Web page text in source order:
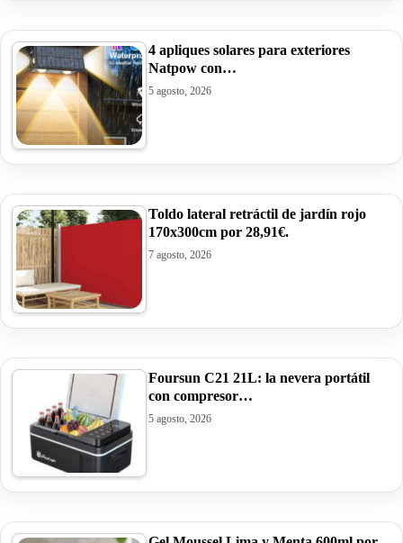
4 apliques solares para exteriores
Natpow con…
5 agosto, 2026
Toldo lateral retráctil de jardín rojo
170x300cm por 28,91€.
7 agosto, 2026
Foursun C21 21L: la nevera portátil
con compresor…
5 agosto, 2026